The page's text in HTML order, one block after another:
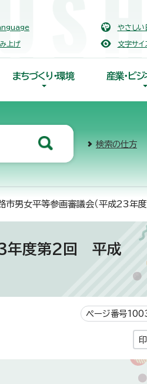
やさしい
上げ 文字サイ
まちづくり・環境 産業・ビジ
検索の仕方
市男女平等参画審議会（平成23
年度第2回 平成
ページ番号